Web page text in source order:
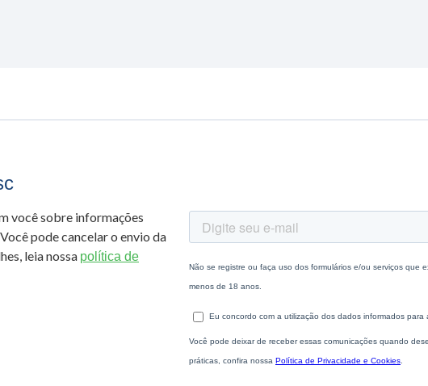
você sobre informações
pode cancelar o envio da
leia nossa política de